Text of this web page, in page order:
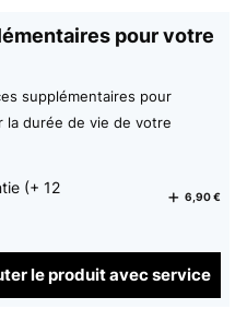
pour votre
supplémentaires pour
durée de vie de votre
(+ 12
6,90 €
le produit avec service